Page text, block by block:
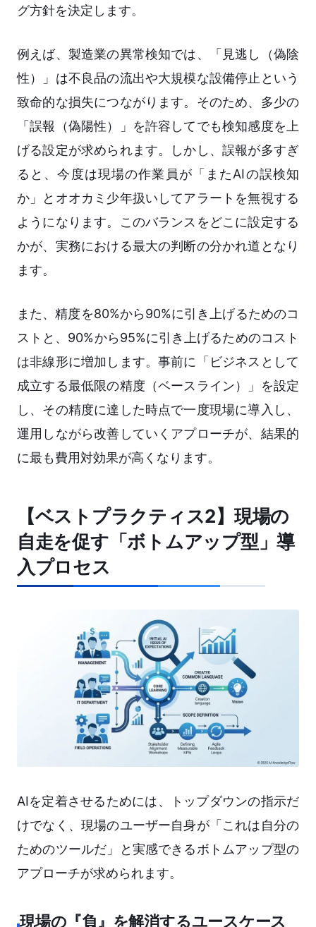
グ方針を決定します。
例えば、製造業の異常検知では、「見逃し（偽陰
性）」は不良品の流出や大規模な設備停止という
致命的な損失につながります。そのため、多少の
「誤報（偽陽性）」を許容してでも検知感度を上
げる設定が求められます。しかし、誤報が多すぎ
ると、今度は現場の作業員が「またAIの誤検知
か」とオオカミ少年扱いしてアラートを無視する
ようになります。このバランスをどこに設定する
かが、実務における最大の判断の分かれ道となり
ます。
また、精度を80%から90%に引き上げるためのコ
ストと、90%から95%に引き上げるためのコスト
は非線形に増加します。事前に「ビジネスとして
成立する最低限の精度（ベースライン）」を設定
し、その精度に達した時点で一度現場に導入し、
運用しながら改善していくアプローチが、結果的
に最も費用対効果が高くなります。
【ベストプラクティス2】現場の
自走を促す「ボトムアップ型」導
入プロセス
AIを定着させるためには、トップダウンの指示だ
けでなく、現場のユーザー自身が「これは自分の
ためのツールだ」と実感できるボトムアップ型の
アプローチが求められます。
現場の『負』を解消するユースケース